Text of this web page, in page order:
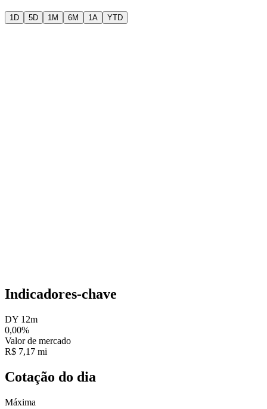
1D 5D 1M 6M 1A YTD
Indicadores-chave
DY 12m
0,00%
Valor de mercado
R$ 7,17 mi
Cotação do dia
Máxima